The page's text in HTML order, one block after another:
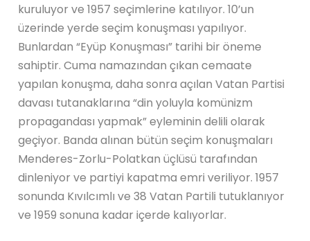
kuruluyor ve 1957 seçimlerine katılıyor. 10’un
üzerinde yerde seçim konuşması yapılıyor.
Bunlardan “Eyüp Konuşması” tarihi bir öneme
sahiptir. Cuma namazından çıkan cemaate
yapılan konuşma, daha sonra açılan Vatan Partisi
davası tutanaklarına “din yoluyla komünizm
propagandası yapmak” eyleminin delili olarak
geçiyor. Banda alınan bütün seçim konuşmaları
Menderes-Zorlu-Polatkan üçlüsü tarafından
dinleniyor ve partiyi kapatma emri veriliyor. 1957
sonunda Kıvılcımlı ve 38 Vatan Partili tutuklanıyor
ve 1959 sonuna kadar içerde kalıyorlar.